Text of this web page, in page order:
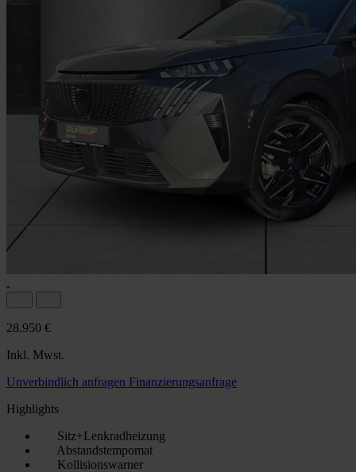
28.950 €
Inkl. Mwst.
Unverbindlich anfragen Finanzierungsanfrage
Highlights
Sitz+Lenkradheizung
Abstandstempomat
Kollisionswarner